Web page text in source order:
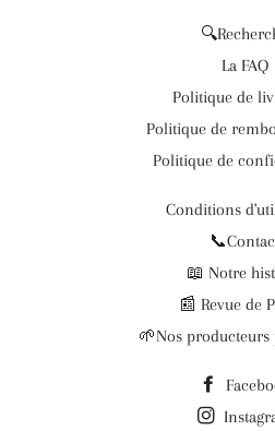
La FAQ
Politique de
Politique de
Politique de
Conditions
📖 Notre
📰 Revue de
🌱Nos producteurs